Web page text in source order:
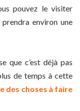
pouvez le visiter
environ une
que c’est déjà pas
de temps à cette
des choses à faire